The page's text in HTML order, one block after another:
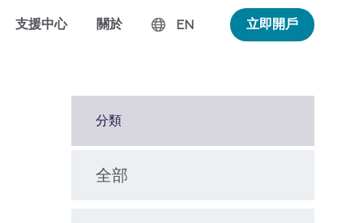
支援中心 關於 EN 立即開戶
分類
全部